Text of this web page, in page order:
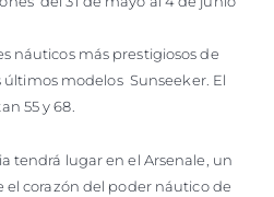
náuticos más prestigiosos de
últimos modelos Sunseeker. El
55 y 68.
tendrá lugar en el Arsenale, un
corazón del poder náutico de